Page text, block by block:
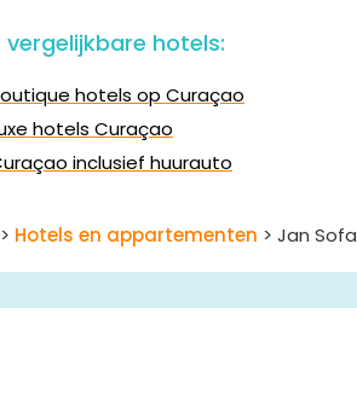
vergelijkbare hotels:
hotels op Curaçao
hotels Curaçao
inclusief huurauto
> Hotels en appartementen > Jan